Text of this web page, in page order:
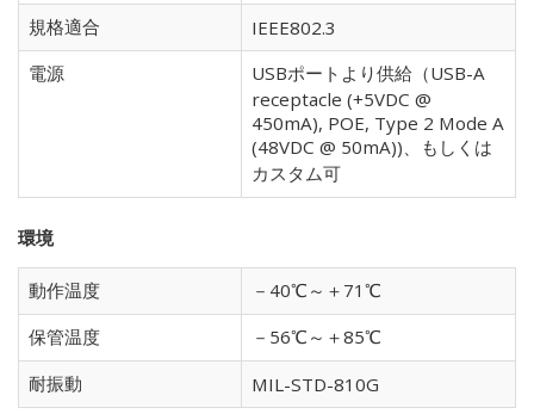
規格適合
IEEE802.3
電源
USBポートより供給（USB-A
receptacle (+5VDC @
450mA), POE, Type 2 Mode A
(48VDC @ 50mA))、もしくは
カスタム可
環境
動作温度
－40℃～＋71℃
保管温度
－56℃～＋85℃
耐振動
MIL-STD-810G